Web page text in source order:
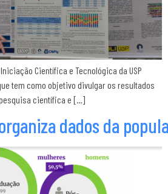
Científica e Tecnológica da USP
tem como objetivo divulgar os resultados
científica e […]
dados da